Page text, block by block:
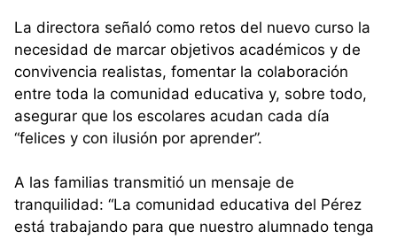
La directora señaló como retos del nuevo curso la
necesidad de marcar objetivos académicos y de
convivencia realistas, fomentar la colaboración
entre toda la comunidad educativa y, sobre todo,
asegurar que los escolares acudan cada día
“felices y con ilusión por aprender”.
A las familias transmitió un mensaje de
tranquilidad: “La comunidad educativa del Pérez
está trabajando para que nuestro alumnado tenga